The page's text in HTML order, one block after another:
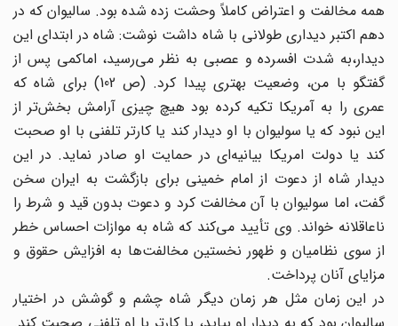
همه مخالفت و اعتراض کاملاً وحشت زده شده بود. سالیوان که در
دهم اکتبر دیداری طولانی با شاه داشت نوشت: شاه در ابتدای این
دیدار،‌به شدت افسرده و عصبی به نظر می‌رسید، اماکمی پس از
گفتگو با من، وضعیت بهتری پیدا کرد. (ص 102) برای شاه که
عمری را به آمریکا تکیه کرده بود هیچ چیزی آرامش‌ بخش‌تر از
این نبود که یا سولیوان با او دیدار کند یا کارتر تلفنی با او صحبت
کند یا دولت امریکا بیانیه‌ای در حمایت او صادر نماید. در این
دیدار شاه از دعوت از امام خمینی برای بازگشت به ایران سخن
گفت، اما سولیوان با ‌آن مخالفت کرد و دعوت بدون قید و شرط را
ناعاقلانه خواند. وی تأیید می‌کند که شاه به موازات احساس خطر
از سوی نظامیان و ظهور نخستین مخالفت‌ها به افزایش حقوق و
مزایای آنان پرداخت.
در این زمان مثل هر زمان دیگر شاه چشم و گوشش در اختیار